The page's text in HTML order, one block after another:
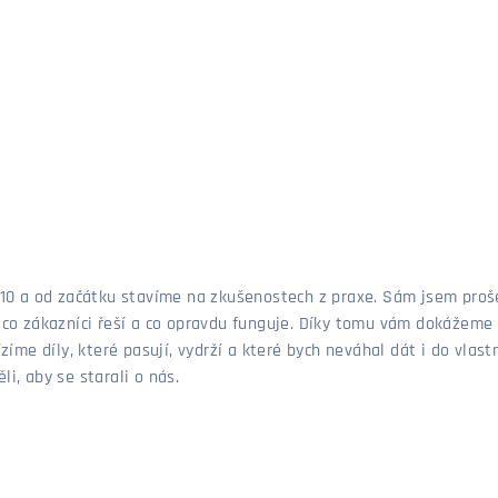
a od začátku stavíme na zkušenostech z praxe. Sám jsem
zákazníci řeší a co opravdu funguje. Díky tomu vám
díly, které pasují, vydrží a které bych neváhal dát i do
aby se starali o nás.